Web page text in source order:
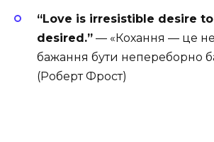
“Love is irresistible desire
desired.” — «Кохання — це
бажання бути непереборно
(Роберт Фрост)